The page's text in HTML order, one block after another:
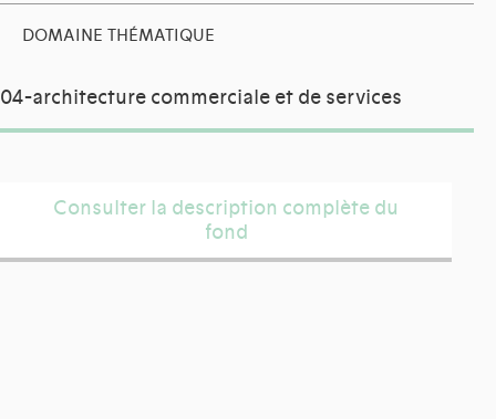
DOMAINE THÉMATIQUE
04-architecture commerciale et de services
Consulter la description complète du
fond